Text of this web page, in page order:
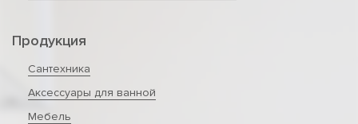
Продукция
Сантехника
Аксессуары для ванной
Мебель